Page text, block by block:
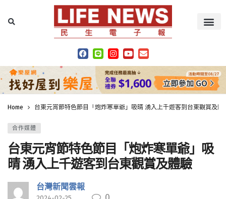
Home 台東元宵節特色節目「炮炸寒單爺」吸晴 湧入上千遊客到台東觀賞及體
合作媒體
台東元宵節特色節目「炮炸寒單爺」吸
晴 湧入上千遊客到台東觀賞及體驗
台灣新聞雲報